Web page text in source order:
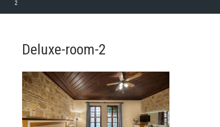
2
Deluxe-room-2